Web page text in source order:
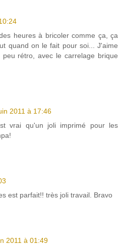
heures à bricoler comme ça, ça
quand on le fait pour soi... J'aime
rétro, avec le carrelage brique
2011 à 17:46
vrai qu'un joli imprimé pour les
est parfait!! très joli travail. Bravo
2011 à 01:49